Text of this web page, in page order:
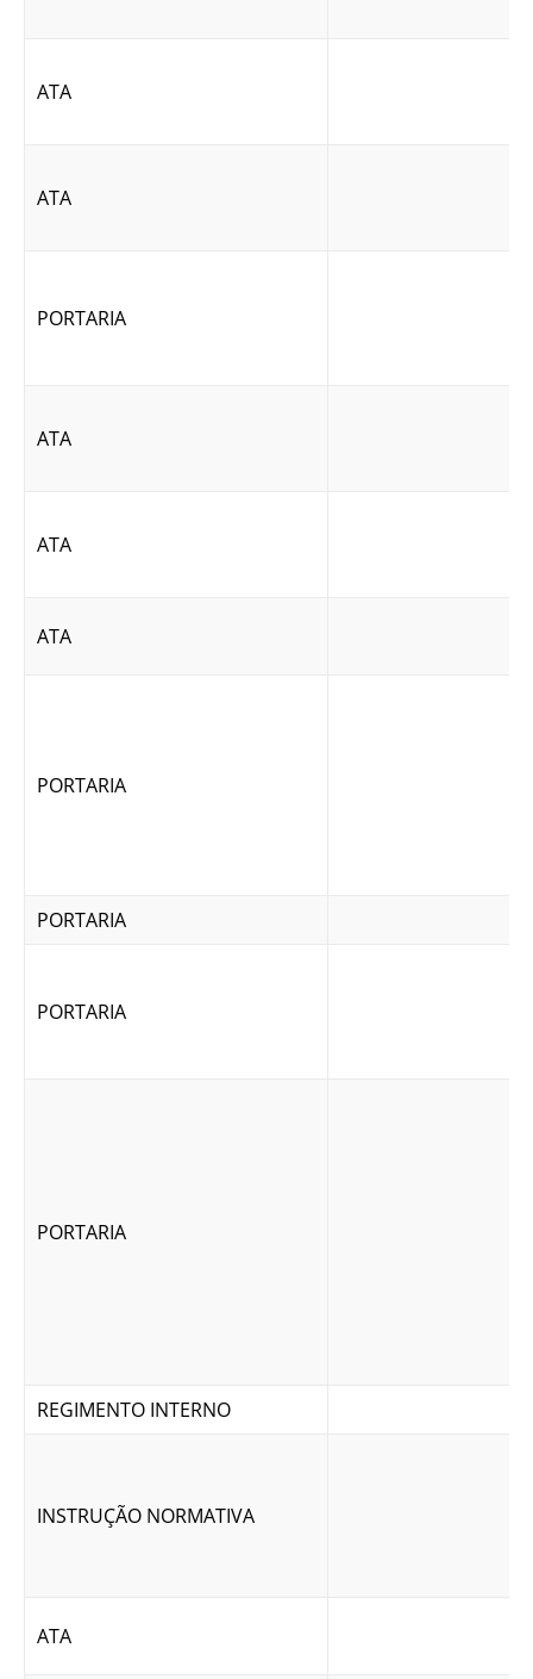
ATA
ATA
PORTARIA
ATA
ATA
ATA
PORTARIA
PORTARIA
PORTARIA
PORTARIA
REGIMENTO INTERNO
INSTRUÇÃO NORMATIVA
ATA